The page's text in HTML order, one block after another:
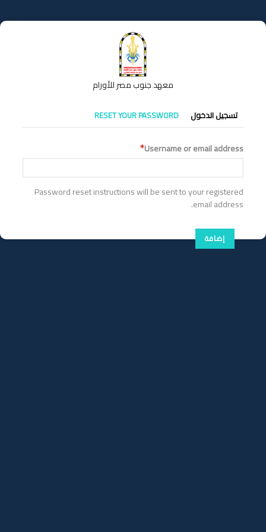
إلى
المحتوى
معهد جنوب مصر للأورام
التبويبات
الأساسية
تسجيل الدخول RESET YOUR PASSWORD
Username or email address
Password reset instructions will be sent to your registered
email address.